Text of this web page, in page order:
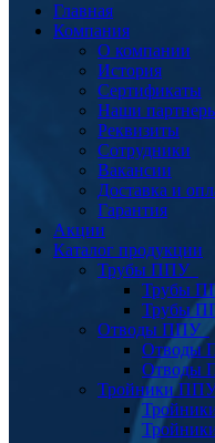
Главная
Компания
О компании
История
Сертификаты
Наши
Реквизиты
Сотрудники
Вакансии
Доставка и
Гарантия
Акции
Каталог продукции
Трубы ППУ
Трубы
Трубы
Отводы ППУ
Отводы
Отводы
Тройники